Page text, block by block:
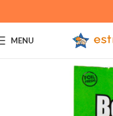
MENU